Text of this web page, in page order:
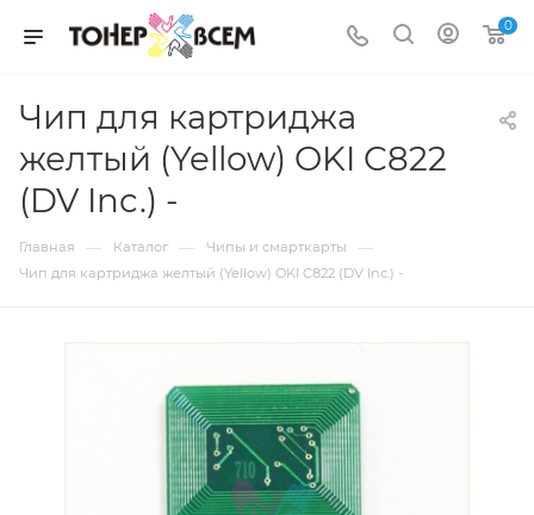
0
Чип для картриджа
желтый (Yellow) OKI C822
(DV Inc.) -
Главная — Каталог — Чипы и смарткарты —
Чип для картриджа желтый (Yellow) OKI C822 (DV Inc.) -